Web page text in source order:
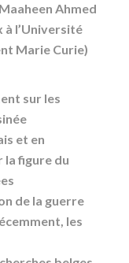
Ahmed
l’Université
Marie Curie)
sur les
et en
la figure du
de la guerre
les